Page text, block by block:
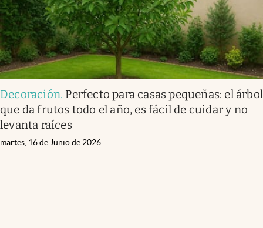
Decoración. Perfecto para casas pequeñas: el árbol
que da frutos todo el año, es fácil de cuidar y no
levanta raíces
martes, 16 de Junio de 2026